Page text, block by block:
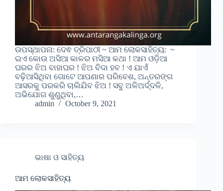
ଉପସ୍ଥାପନା: ଦେଵ ତ୍ରିପାଠୀ ~ ଆମ ଲୋକସାହିତ୍ୟ: ~
ଇଏ କୋଉ ଅସିଆ କାଳର ମସିଆ କଥା ! ଆମ ଓଡ଼ିଆ
ଘରର ଝିଅ ବାହାଘର ! ଝିଅ ବିଦା ହବ ! ଏ ଯାଏଁ
ବଢ଼ିଆସିଥିବା ଗୋଟେ ଆପଣାର ପରିବେଶ, ଅନ୍ତରଙ୍ଗ
ଆସରକୁ ପରକରି ଚାଲିଯିବ ଝିଅ ! ସବୁ ଅଳିଅର୍ଦ୍ଦଳି,
ଅଭିଯୋଗ ଶୁଣୁଥିବା,…
admin
October 9, 2021
ଭାଷା ଓ ସାହିତ୍ୟ
ଆମ ଲୋକସାହିତ୍ୟ